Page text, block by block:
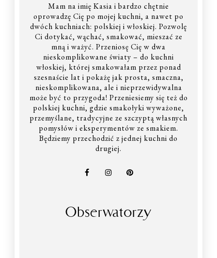
Mam na imię Kasia i bardzo chętnie
oprowadzę Cię po mojej kuchni, a nawet po
dwóch kuchniach: polskiej i włoskiej. Pozwolę
Ci dotykać, wąchać, smakować, mieszać ze
mną i ważyć. Przeniosę Cię w dwa
nieskomplikowane światy – do kuchni
włoskiej, której smakowałam przez ponad
szesnaście lat i pokażę jak prosta, smaczna,
nieskomplikowana, ale i nieprzewidywalna
może być to przygoda! Przeniesiemy się też do
polskiej kuchni, gdzie smakołyki wyważone,
przemyślane, tradycyjne ze szczyptą własnych
pomysłów i eksperymentów ze smakiem.
Będziemy przechodzić z jednej kuchni do
drugiej.
Obserwatorzy